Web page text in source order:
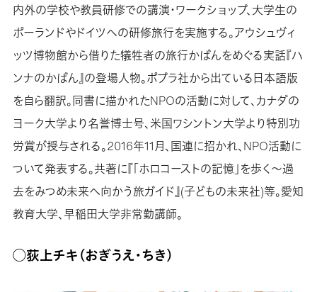
内外の学校や教員研修での講演・ワークショップ、大学生の
ポーランドやドイツへの研修旅行を実施する。アウシュヴィ
ッツ博物館から借りた犠牲者の旅行かばんをめぐる実話『ハ
ンナのかばん』の登場人物。ポプラ社から出ている日本語版
を自ら翻訳。同書に描かれたNPOの活動に対して、カナダの
ヨーク大学より名誉博士号、米国ワシントン大学より特別功
労賞が授与される。2016年11月、国連に招かれ、NPO活動に
ついて発表する。共著に『「ホロコーストの記憶」を歩く～過
去をみつめ未来へ向かう旅ガイド』(子どもの未来社)等。愛知
教育大学、早稲田大学非常勤講師。
◯荻上チキ（おぎうえ・ちき）